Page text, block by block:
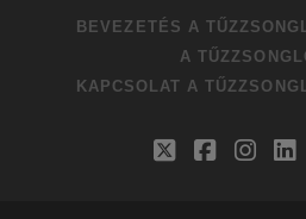
BEVEZETÉS A
A
KAPCSOLAT A
twitter